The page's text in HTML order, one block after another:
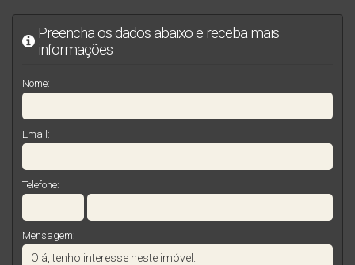
Preencha os dados abaixo e receba mais
informações
Nome:
Email:
Telefone:
Mensagem: